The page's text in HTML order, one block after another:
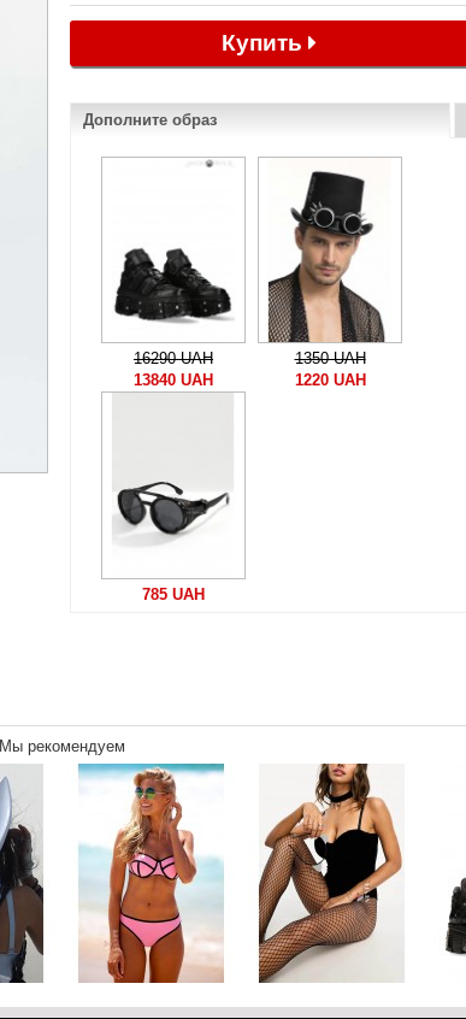
Купить
Дополните образ
16290 UAH
13840 UAH
1350 UAH
1220 UAH
785 UAH
Мы рекомендуем